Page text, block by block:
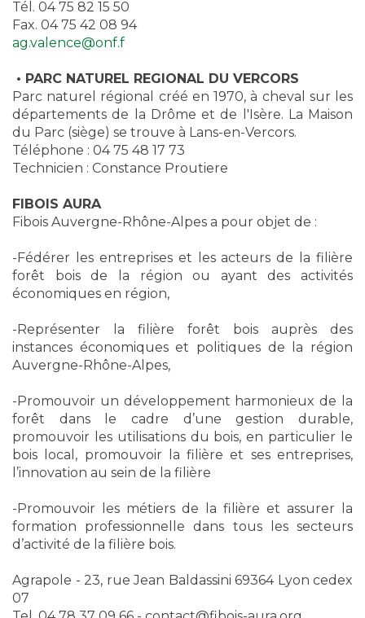
Tél. 04 75 82 15 50
Fax. 04 75 42 08 94
ag.valence@onf.f
• PARC NATUREL REGIONAL DU VERCORS
Parc naturel régional créé en 1970, à cheval sur les
départements de la Drôme et de l'Isère. La Maison
du Parc (siège) se trouve à Lans-en-Vercors.
Téléphone : 04 75 48 17 73
Technicien : Constance Proutiere
FIBOIS AURA
Fibois Auvergne-Rhône-Alpes a pour objet de :
-Fédérer les entreprises et les acteurs de la filière
forêt bois de la région ou ayant des activités
économiques en région,
-Représenter la filière forêt bois auprès des
instances économiques et politiques de la région
Auvergne-Rhône-Alpes,
-Promouvoir un développement harmonieux de la
forêt dans le cadre d’une gestion durable,
promouvoir les utilisations du bois, en particulier le
bois local, promouvoir la filière et ses entreprises,
l’innovation au sein de la filière
-Promouvoir les métiers de la filière et assurer la
formation professionnelle dans tous les secteurs
d’activité de la filière bois.
Agrapole - 23, rue Jean Baldassini 69364 Lyon cedex
07